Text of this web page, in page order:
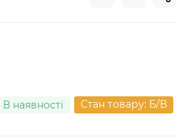
В наявності Стан товару: Б/В